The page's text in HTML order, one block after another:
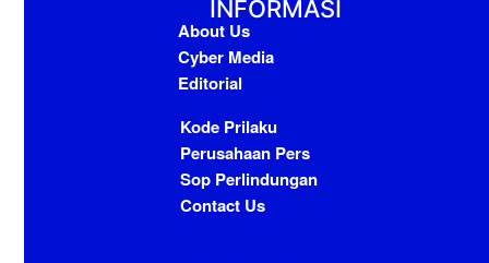
INFORMASI
About Us
Cyber Media
Editorial
Kode Prilaku
Perusahaan Pers
Sop Perlindungan
Contact Us